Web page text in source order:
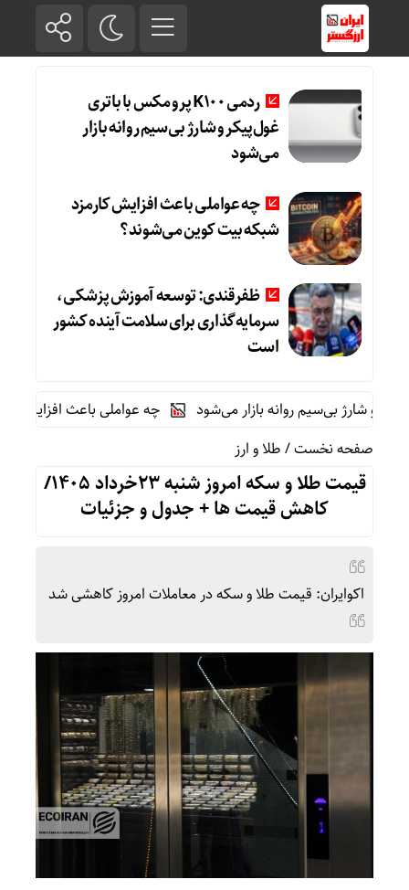
ردمی K100 پرو مکس با باتری
غول‌پیکر و شارژ بی‌سیم روانه بازار
می‌شود
چه عواملی باعث افزایش کارمزد
شبکه بیت کوین می‌شوند؟
ظفرقندی: توسعه آموزش پزشکی،
سرمایه‌گذاری برای سلامت آینده کشور
است
چه عواملی باعث افزایش
صفحه نخست/طلا و ارز
قیمت طلا و سکه امروز شنبه 23خرداد 1405/
کاهش قیمت ها + جدول و جزئیات
اکوایران: قیمت طلا و سکه در معاملات امروز کاهشی شد